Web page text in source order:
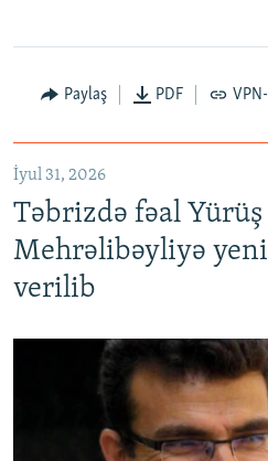
Paylaş PDF
İyul 31, 2026
Təbrizdə fəal Yürüş
Mehrəlibəyliyə yeni
verilib